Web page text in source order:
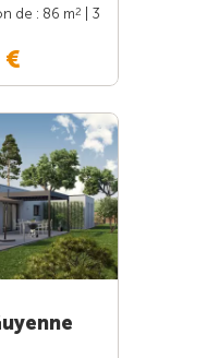
de : 86 m2
| 3
€